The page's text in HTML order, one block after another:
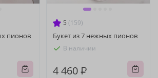
пионов
5 (159)
Букет из 7 нежных пионов
В наличии
4 460 ₽